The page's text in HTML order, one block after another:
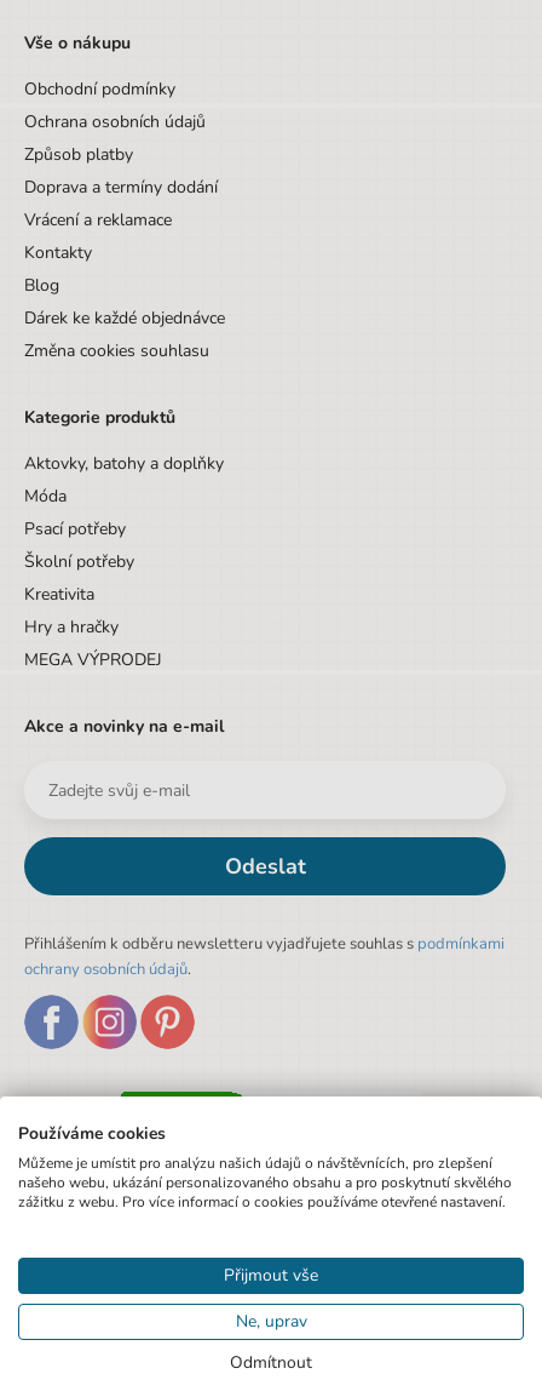
Vše o nákupu
Obchodní podmínky
Ochrana osobních údajů
Způsob platby
Doprava a termíny dodání
Vrácení a reklamace
Kontakty
Blog
Dárek ke každé objednávce
Změna cookies souhlasu
Kategorie produktů
Aktovky, batohy a doplňky
Móda
Psací potřeby
Školní potřeby
Kreativita
Hry a hračky
MEGA VÝPRODEJ
Akce a novinky na e-mail
Odeslat
Přihlášením k odběru newsletteru vyjadřujete souhlas s podmínkami
ochrany osobních údajů.
Používáme cookies
Můžeme je umístit pro analýzu našich údajů o návštěvnících, pro zlepšení
našeho webu, ukázání personalizovaného obsahu a pro poskytnutí skvělého
zážitku z webu. Pro více informací o cookies používáme otevřené nastavení.
Přijmout vše
Ne, uprav
Odmítnout